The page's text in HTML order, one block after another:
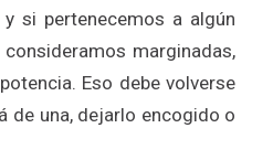
si pertenecemos a algún
marginadas,
Eso debe volverse
de una, dejarlo encogido o